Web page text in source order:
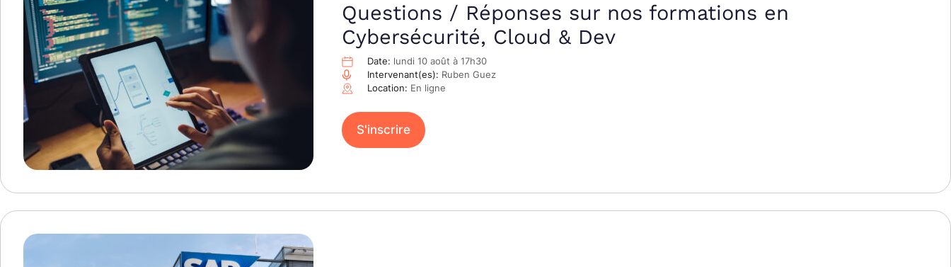
Questions / Réponses sur nos formations en
Cybersécurité, Cloud & Dev
Date: lundi 10 août à 17h30
Intervenant(es): Ruben Guez
Location: En ligne
S'inscrire